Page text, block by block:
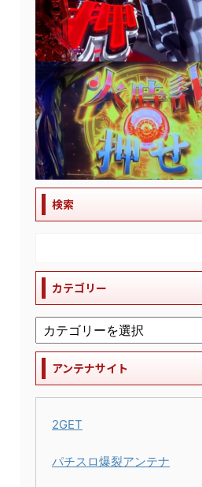
検索
カテゴリー
アンテナサイト
2GET
パチスロ爆裂アンテナ